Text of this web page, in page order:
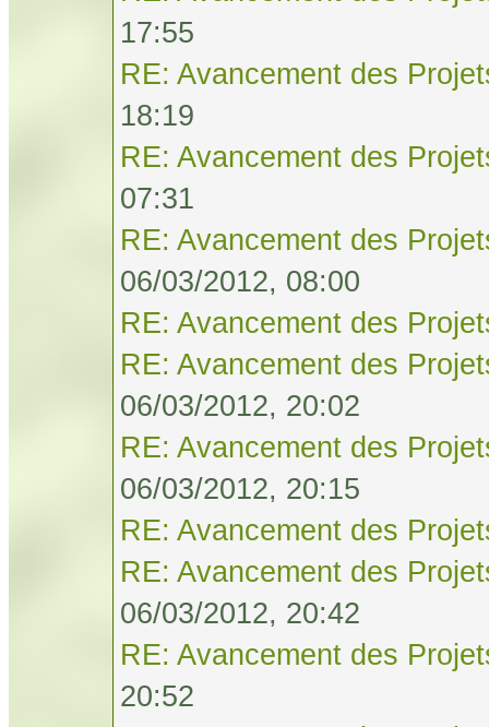
17:55
RE: Avancement des
18:19
RE: Avancement des
07:31
RE: Avancement des
06/03/2012, 08:00
RE: Avancement des
RE: Avancement des
06/03/2012, 20:02
RE: Avancement des
06/03/2012, 20:15
RE: Avancement des
RE: Avancement des
06/03/2012, 20:42
RE: Avancement des
20:52